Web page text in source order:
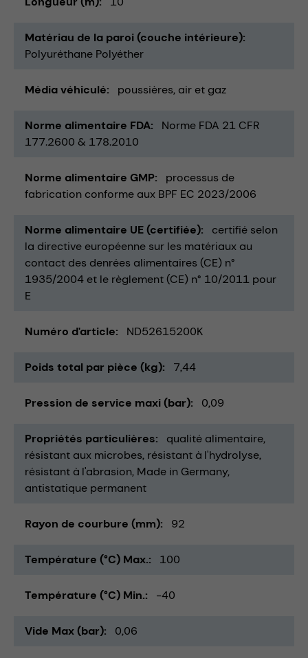
Matériau de la paroi (couche intérieure)
Polyuréthane Polyéther
Média véhiculé poussières air et gaz
Norme alimentaire FDA
Norme FDA 21 CFR
177.2600 & 178.2010
Norme alimentaire GMP
processus de
fabrication conforme aux BPF EC 2023/2006
Norme alimentaire UE (certifiée)
certifié selon
la directive européenne sur les matériaux au
contact des denrées alimentaires (CE) n°
1935/2004 et le règlement (CE) n° 10/2011 pour
E
Numéro d'article ND52615200K
Poids total par pièce (kg) 7,44
Pression de service maxi (bar) 0,09
Propriétés particulières
qualité alimentaire
résistant aux microbes résistant à l'hydrolyse
résistant à l'abrasion Made in Germany
antistatique permanent
Rayon de courbure (mm) 92
Température (°C) Max. 100
Température (°C) Min. -40
Vide Max (bar) 0,06